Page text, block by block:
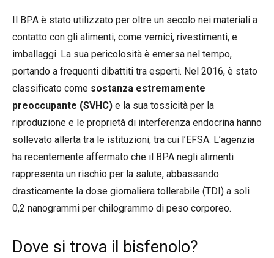
Il BPA è stato utilizzato per oltre un secolo nei materiali a
contatto con gli alimenti, come vernici, rivestimenti, e
imballaggi. La sua pericolosità è emersa nel tempo,
portando a frequenti dibattiti tra esperti. Nel 2016, è stato
classificato come sostanza estremamente
preoccupante (SVHC) e la sua tossicità per la
riproduzione e le proprietà di interferenza endocrina hanno
sollevato allerta tra le istituzioni, tra cui l’EFSA. L’agenzia
ha recentemente affermato che il BPA negli alimenti
rappresenta un rischio per la salute, abbassando
drasticamente la dose giornaliera tollerabile (TDI) a soli
0,2 nanogrammi per chilogrammo di peso corporeo.
Dove si trova il bisfenolo?